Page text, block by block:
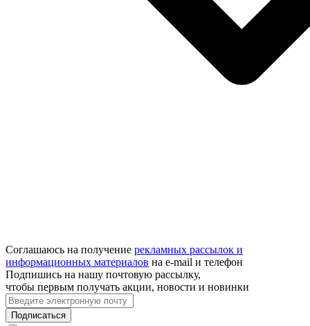
Соглашаюсь на получение рекламных рассылок и
информационных материалов на e‑mail и телефон
Подпишись на нашу почтовую рассылку,
чтобы первым получать акции, новости и новинки
Подписаться